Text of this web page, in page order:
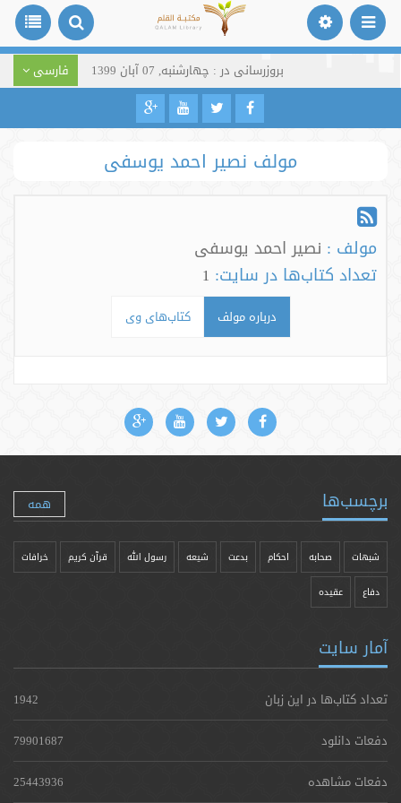
بروزرسانی در : چهارشنبه, 07 آبان 1399 فارسی
مولف نصیر احمد یوسفی
مولف : نصیر احمد یوسفی
تعداد کتاب‌ها در سایت: 1
درباره مولف کتاب‌های وی
برچسب‌ها همه
شبهات صحابه احکام بدعت شیعه رسول الله قرآن کریم خرافات
دفاع عقیده
آمار سایت
تعداد کتاب‌ها در این زبان
1942
دفعات دانلود
79901687
دفعات مشاهده
25443936